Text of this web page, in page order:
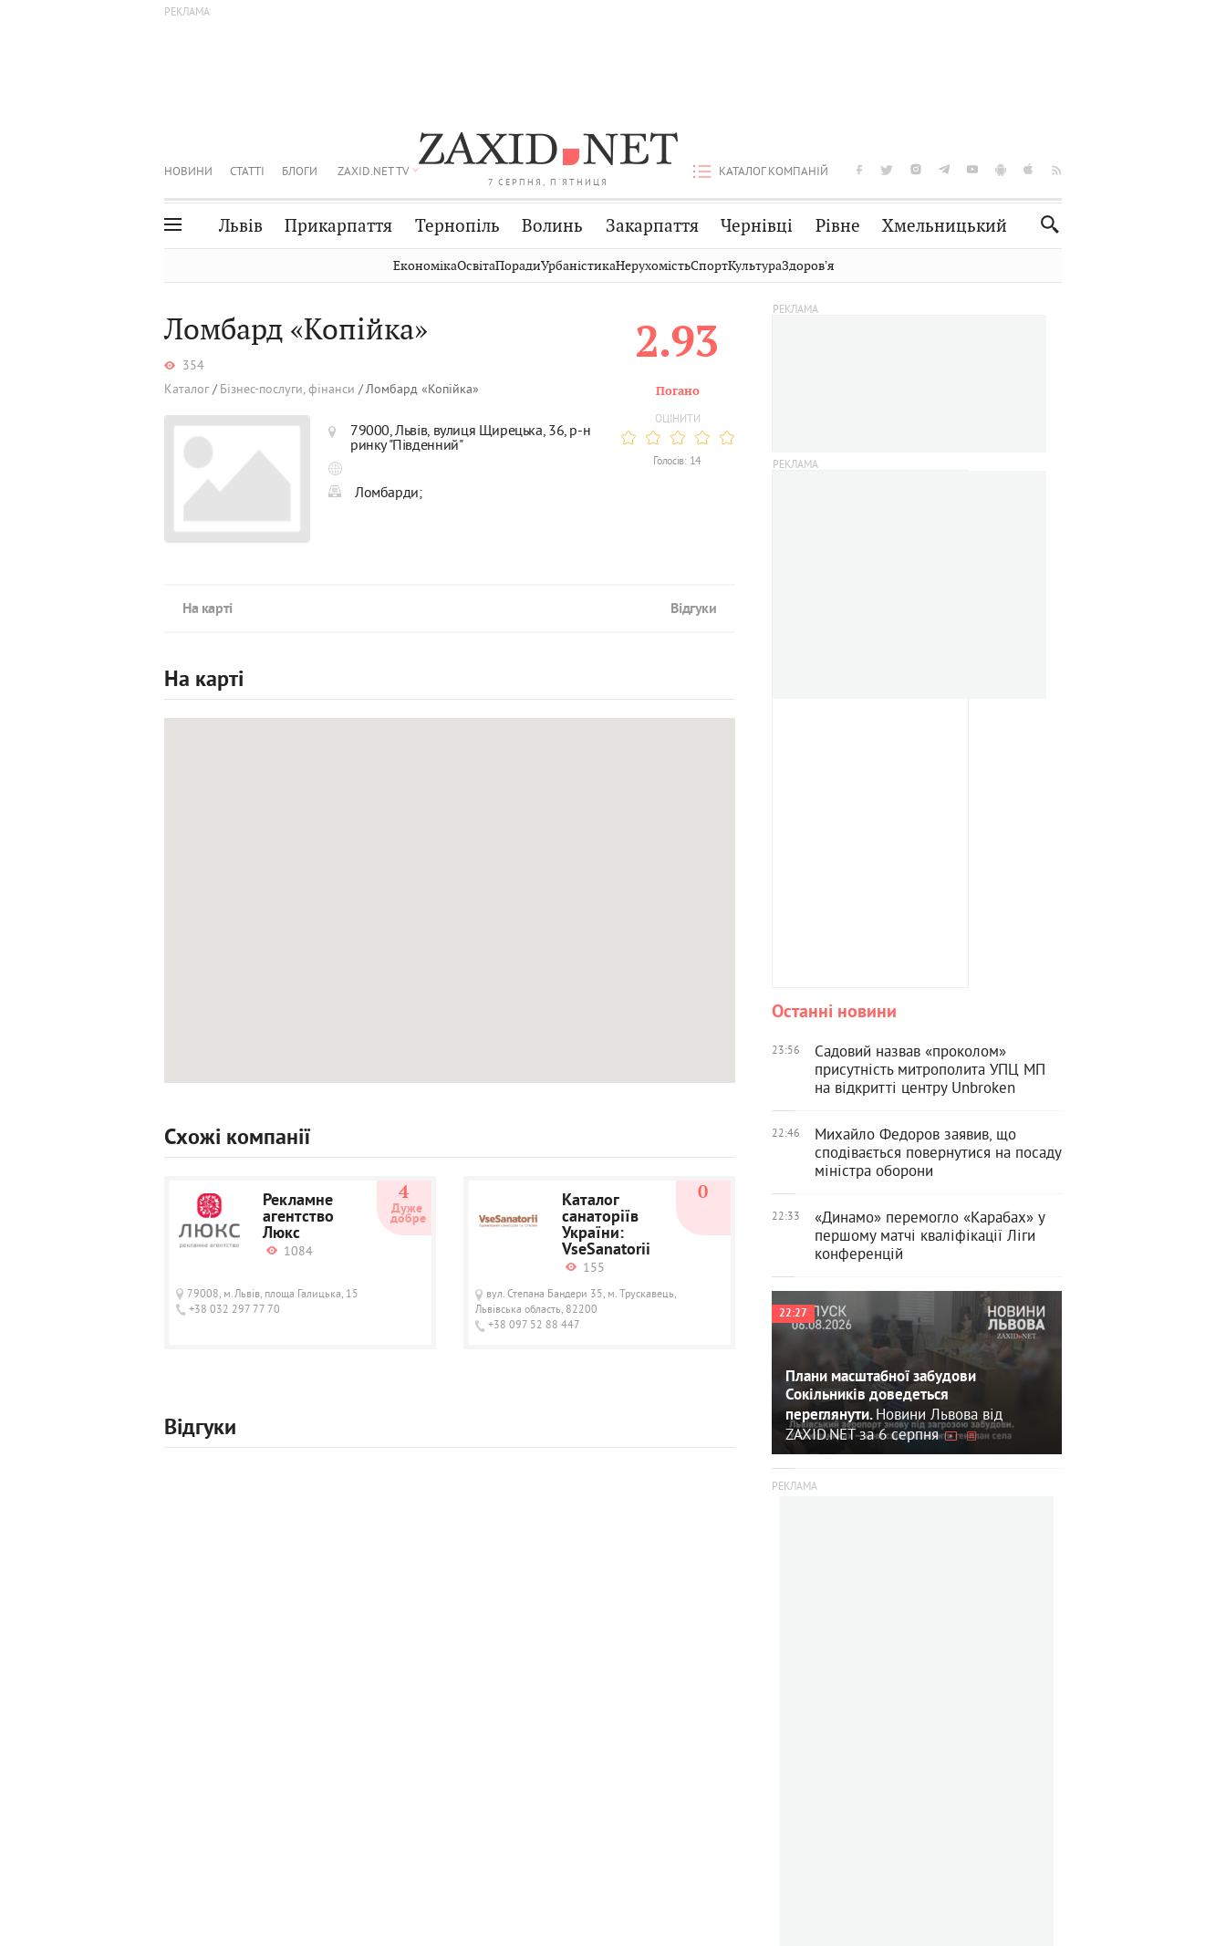
7 СЕРПНЯ, П'ЯТНИЦЯ
НОВИНИ СТАТТІ БЛОГИ ZAXID.NET TV КАТАЛОГ КОМПАНІЙ
Львів Прикарпаття Тернопіль Волинь Закарпаття Чернівці Рівне Хмельницький
Волинь
Закарпаття
Чернівці
Стрий
Хмельницький
Публікації Авто Словко
Дім
Освіта
ЕкономікаОсвітаПорадиУрбаністикаНерухомістьСпортКультураЗдоровʼя
Ломбард «Копійка»
354
Каталог
Бізнес-послуги, фінанси Ломбард «Копійка»
79000, Львів, вулиця Щирецька, 36, р-н
ринку "Південний"
Ломбарди;
2.93
Погано
ОЦІНИТИ
Голосів: 14
На карті Відгуки
На карті
Схожі компанії
Рекламне
агентство
Люкс
1084
79008, м.Львів, площа Галицька, 15
+38 032 297 77 70
4
Дуже
добре
Каталог
санаторіїв
України:
VseSanatorii
155
вул. Степана Бандери 35, м. Трускавець,
Львівська область, 82200
+38 097 52 88 447
0
Відгуки
Останні новини
23:56
Садовий назвав «проколом»
присутність митрополита УПЦ МП
на відкритті центру Unbroken
22:46
Михайло Федоров заявив, що
сподівається повернутися на посаду
міністра оборони
22:33
«Динамо» перемогло «Карабах» у
першому матчі кваліфікації Ліги
конференцій
22:27
Плани масштабної забудови
Сокільників доведеться
переглянути. Новини Львова від
ZAXID.NET за 6 серпня